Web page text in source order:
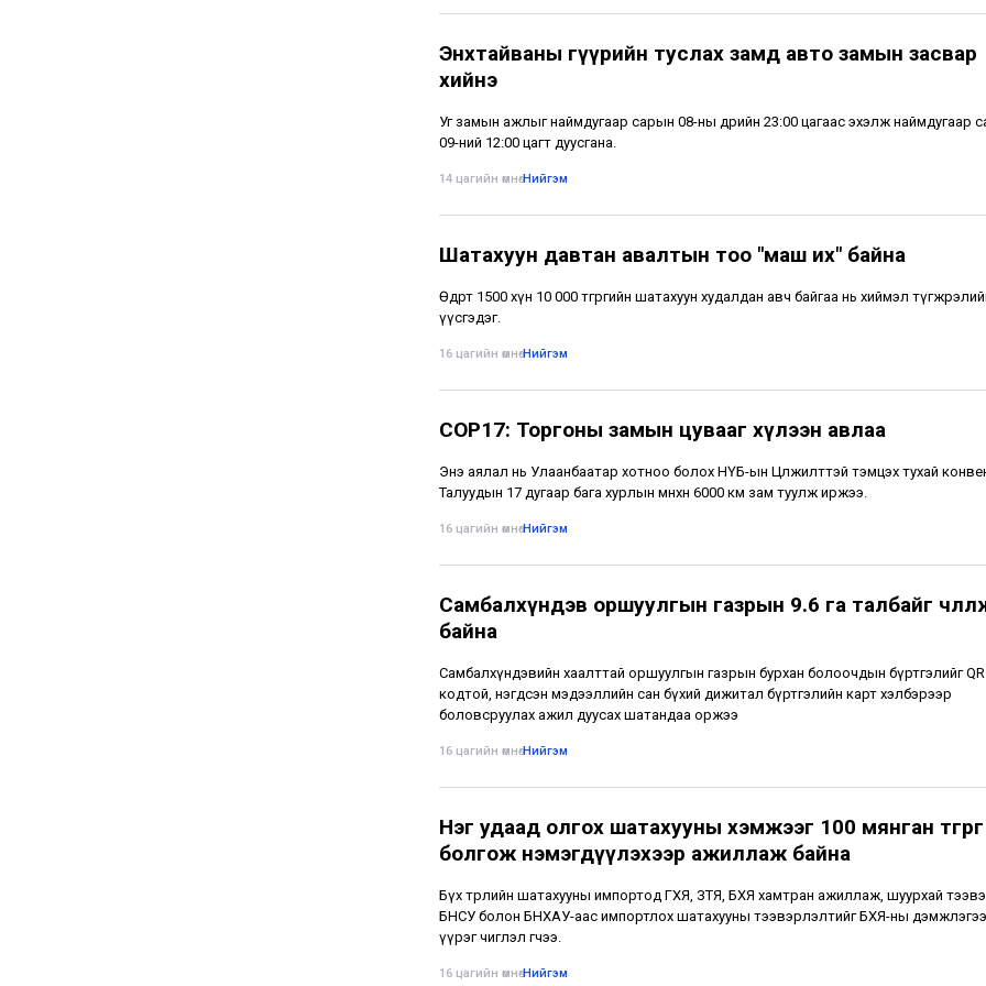
Энхтайваны гүүрийн туслах замд авто замын засвар
хийнэ
Уг замын ажлыг наймдугаар сарын 08-ны өдрийн 23:00 цагаас эхэлж наймдугаар
09-ний 12:00 цагт дуусгана.
14 цагийн өмнө•Нийгэм
Шатахуун давтан авалтын тоо "маш их" байна
Өдөрт 1500 хүн 10 000 төгрөгийн шатахуун худалдан авч байгаа нь хиймэл
үүсгэдэг.
16 цагийн өмнө•Нийгэм
COP17: Торгоны замын цувааг хүлээн авлаа
Энэ аялал нь Улаанбаатар хотноо болох НҮБ-ын Цөлжилттэй тэмцэх тухай
Талуудын 17 дугаар бага хурлын өмнөхөн 6000 км зам туулж иржээ.
16 цагийн өмнө•Нийгэм
Самбалхүндэв оршуулгын газрын 9.6 га талбайг
байна
Самбалхүндэвийн хаалттай оршуулгын газрын бурхан болоочдын бүртгэлийг QR
кодтой, нэгдсэн мэдээллийн сан бүхий дижитал бүртгэлийн карт хэлбэрээр
боловсруулах ажил дуусах шатандаа оржээ
16 цагийн өмнө•Нийгэм
Нэг удаад олгох шатахууны хэмжээг 100 мянган төгрөг
болгож нэмэгдүүлэхээр ажиллаж байна
Бүх төрлийн шатахууны импортод ГХЯ, ЗТЯ, БХЯ хамтран ажиллаж, шуурхай
БНСУ болон БНХАУ-аас импортлох шатахууны тээвэрлэлтийг БХЯ-ны
үүрэг чиглэл өгчээ.
16 цагийн өмнө•Нийгэм